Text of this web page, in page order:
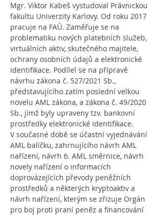
Mgr. Viktor Kabeš vystudoval Právnickou
fakultu Univerzity Karlovy. Od roku 2017
pracuje na FAÚ. Zaměřuje se na
problematiku nových platebních služeb,
virtuálních aktiv, skutečného majitele,
ochrany osobních údajů a elektronické
identifikace. Podílel se na přípravě
návrhu zákona č. 527/2021 Sb.,
představujícího zatím poslední velkou
novelu AML zákona, a zákona č. 49/2020
Sb., jímž byly upraveny tzv. bankovní
prostředky elektronické identifikace.
V současné době se účastní vyjednávání
AML balíčku, zahrnujícího návrh AML
nařízení, návrh 6. AML směrnice, návrh
novely nařízení o informacích
doprovázejících převody peněžních
prostředků a některých kryptoaktiv a
návrh nařízení, kterým se zřizuje Orgán
pro boj proti praní peněz a financování